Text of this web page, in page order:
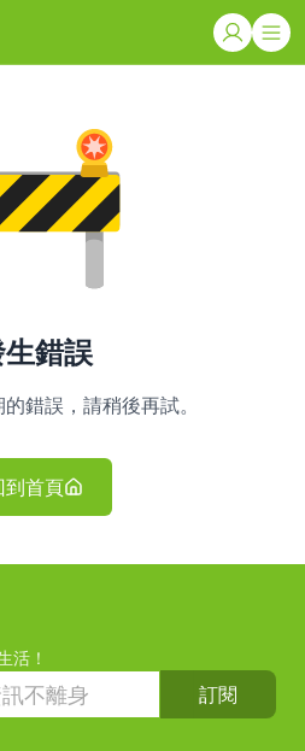
錯誤
錯誤，請稍後再試。
到首頁
活！
訂閱